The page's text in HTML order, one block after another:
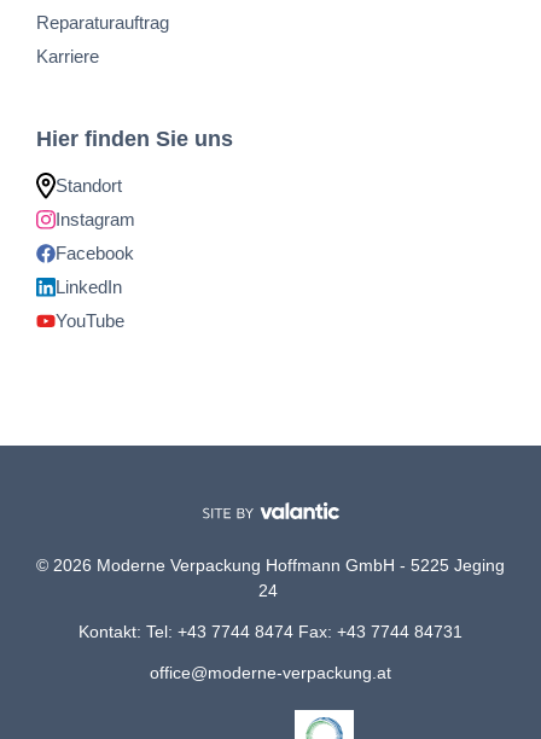
Reparaturauftrag
Karriere
Hier finden Sie uns
Standort
Instagram
Facebook
LinkedIn
YouTube
© 2026 Moderne Verpackung Hoffmann GmbH - 5225 Jeging
24
Kontakt: Tel: +43 7744 8474 Fax: +43 7744 84731
office@moderne-verpackung.at